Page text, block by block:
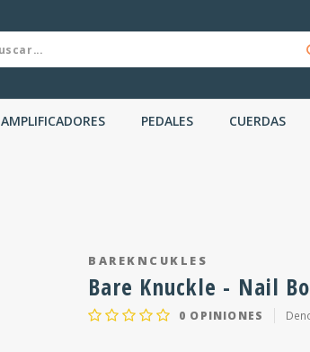
AMPLIFICADORES PEDALES CUERDAS
BAREKNCUKLES
Bare Knuckle - Nail
0 OPINIONES